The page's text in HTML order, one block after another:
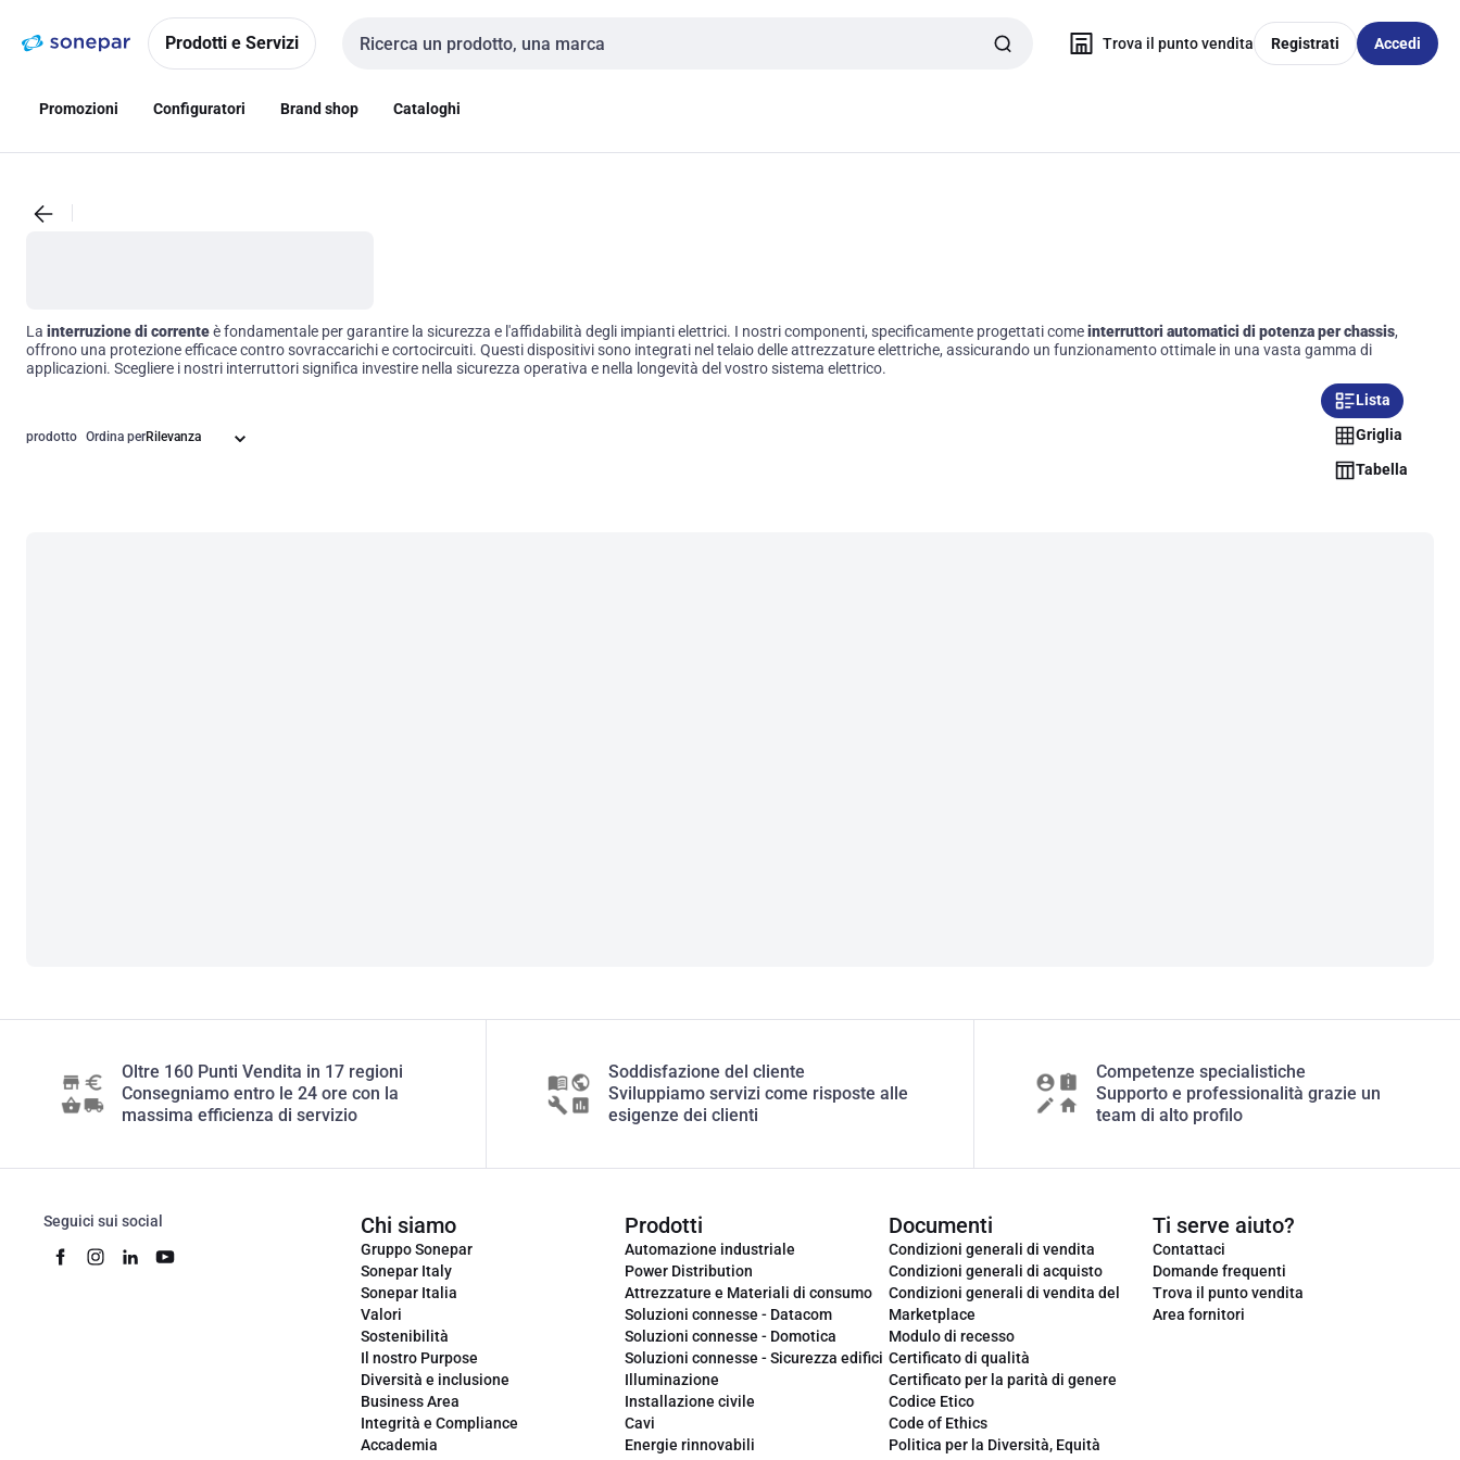
navigazionealla
Prodotti e Servizi
Cerca input
Trova il punto vendita Registrati Accedi
Promozioni Configuratori Brand shop Cataloghi
La interruzione di correnteè fondamentale per garantire la sicurezza e l'affidabilità degli impianti elettrici. I nostri componenti, specificamente progettati comeinterruttori automatici di potenza per chassis,
offrono una protezione efficace contro sovraccarichi e cortocircuiti. Questi dispositivi sono integrati nel telaio delle attrezzature elettriche, assicurando un funzionamento ottimale in una vasta gamma di
applicazioni. Scegliere i nostri interruttori significa investire nella sicurezza operativa e nella longevità del vostro sistema elettrico.
prodotto Ordina per
Lista
Griglia
Tabella
Oltre 160 Punti Vendita in 17 regioni
Consegniamo entro le 24 ore con la
massima efficienza di servizio
Soddisfazione del cliente
Sviluppiamo servizi come risposte alle
esigenze dei clienti
Competenze specialistiche
Supporto e professionalità grazie un
team di alto profilo
Seguici sui social Chi siamo
Gruppo Sonepar
Sonepar Italy
Sonepar Italia
Valori
Sostenibilità
Il nostro Purpose
Diversità e inclusione
Business Area
Integrità e Compliance
Accademia
Prodotti
Automazione industriale
Power Distribution
Attrezzature e Materiali di consumo
Soluzioni connesse - Datacom
Soluzioni connesse - Domotica
Soluzioni connesse - Sicurezza edifici
Illuminazione
Installazione civile
Cavi
Energie rinnovabili
Documenti
Condizioni generali di vendita
Condizioni generali di acquisto
Condizioni generali di vendita del
Marketplace
Modulo di recesso
Certificato di qualità
Certificato per la parità di genere
Codice Etico
Code of Ethics
Politica per la Diversità, Equità
Ti serve aiuto?
Contattaci
Domande frequenti
Trova il punto vendita
Area fornitori